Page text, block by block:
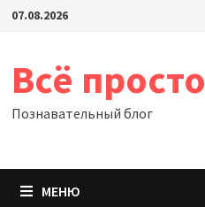
Перейти
07.08.2026
Всё просто
Познавательный блог
МЕНЮ